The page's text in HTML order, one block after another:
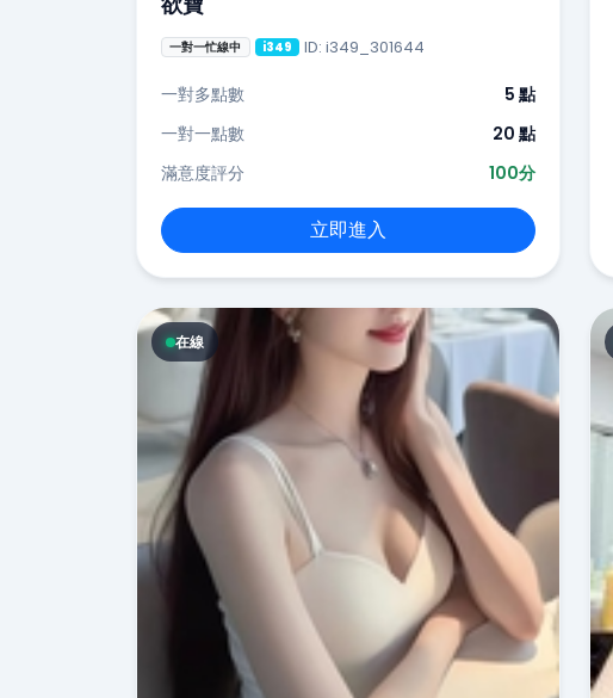
一對一忙線中 i349 ID: i349_301644
一對多點數
5 點
一對一點數
20 點
滿意度評分
100分
立即進入
在線